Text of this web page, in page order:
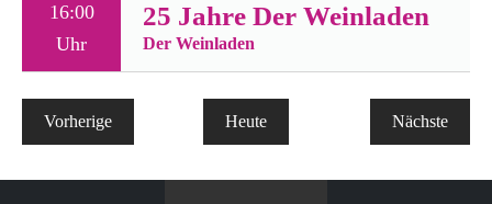
16:00
Uhr
25 Jahre Der Weinladen
Der Weinladen
VorherigeVeranstaltungen Heute
Nächste